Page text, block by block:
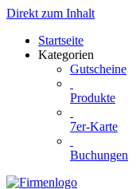
Direkt zum Inhalt
Startseite
Kategorien
Gutscheine
Produkte
7er-Karte
Buchungen